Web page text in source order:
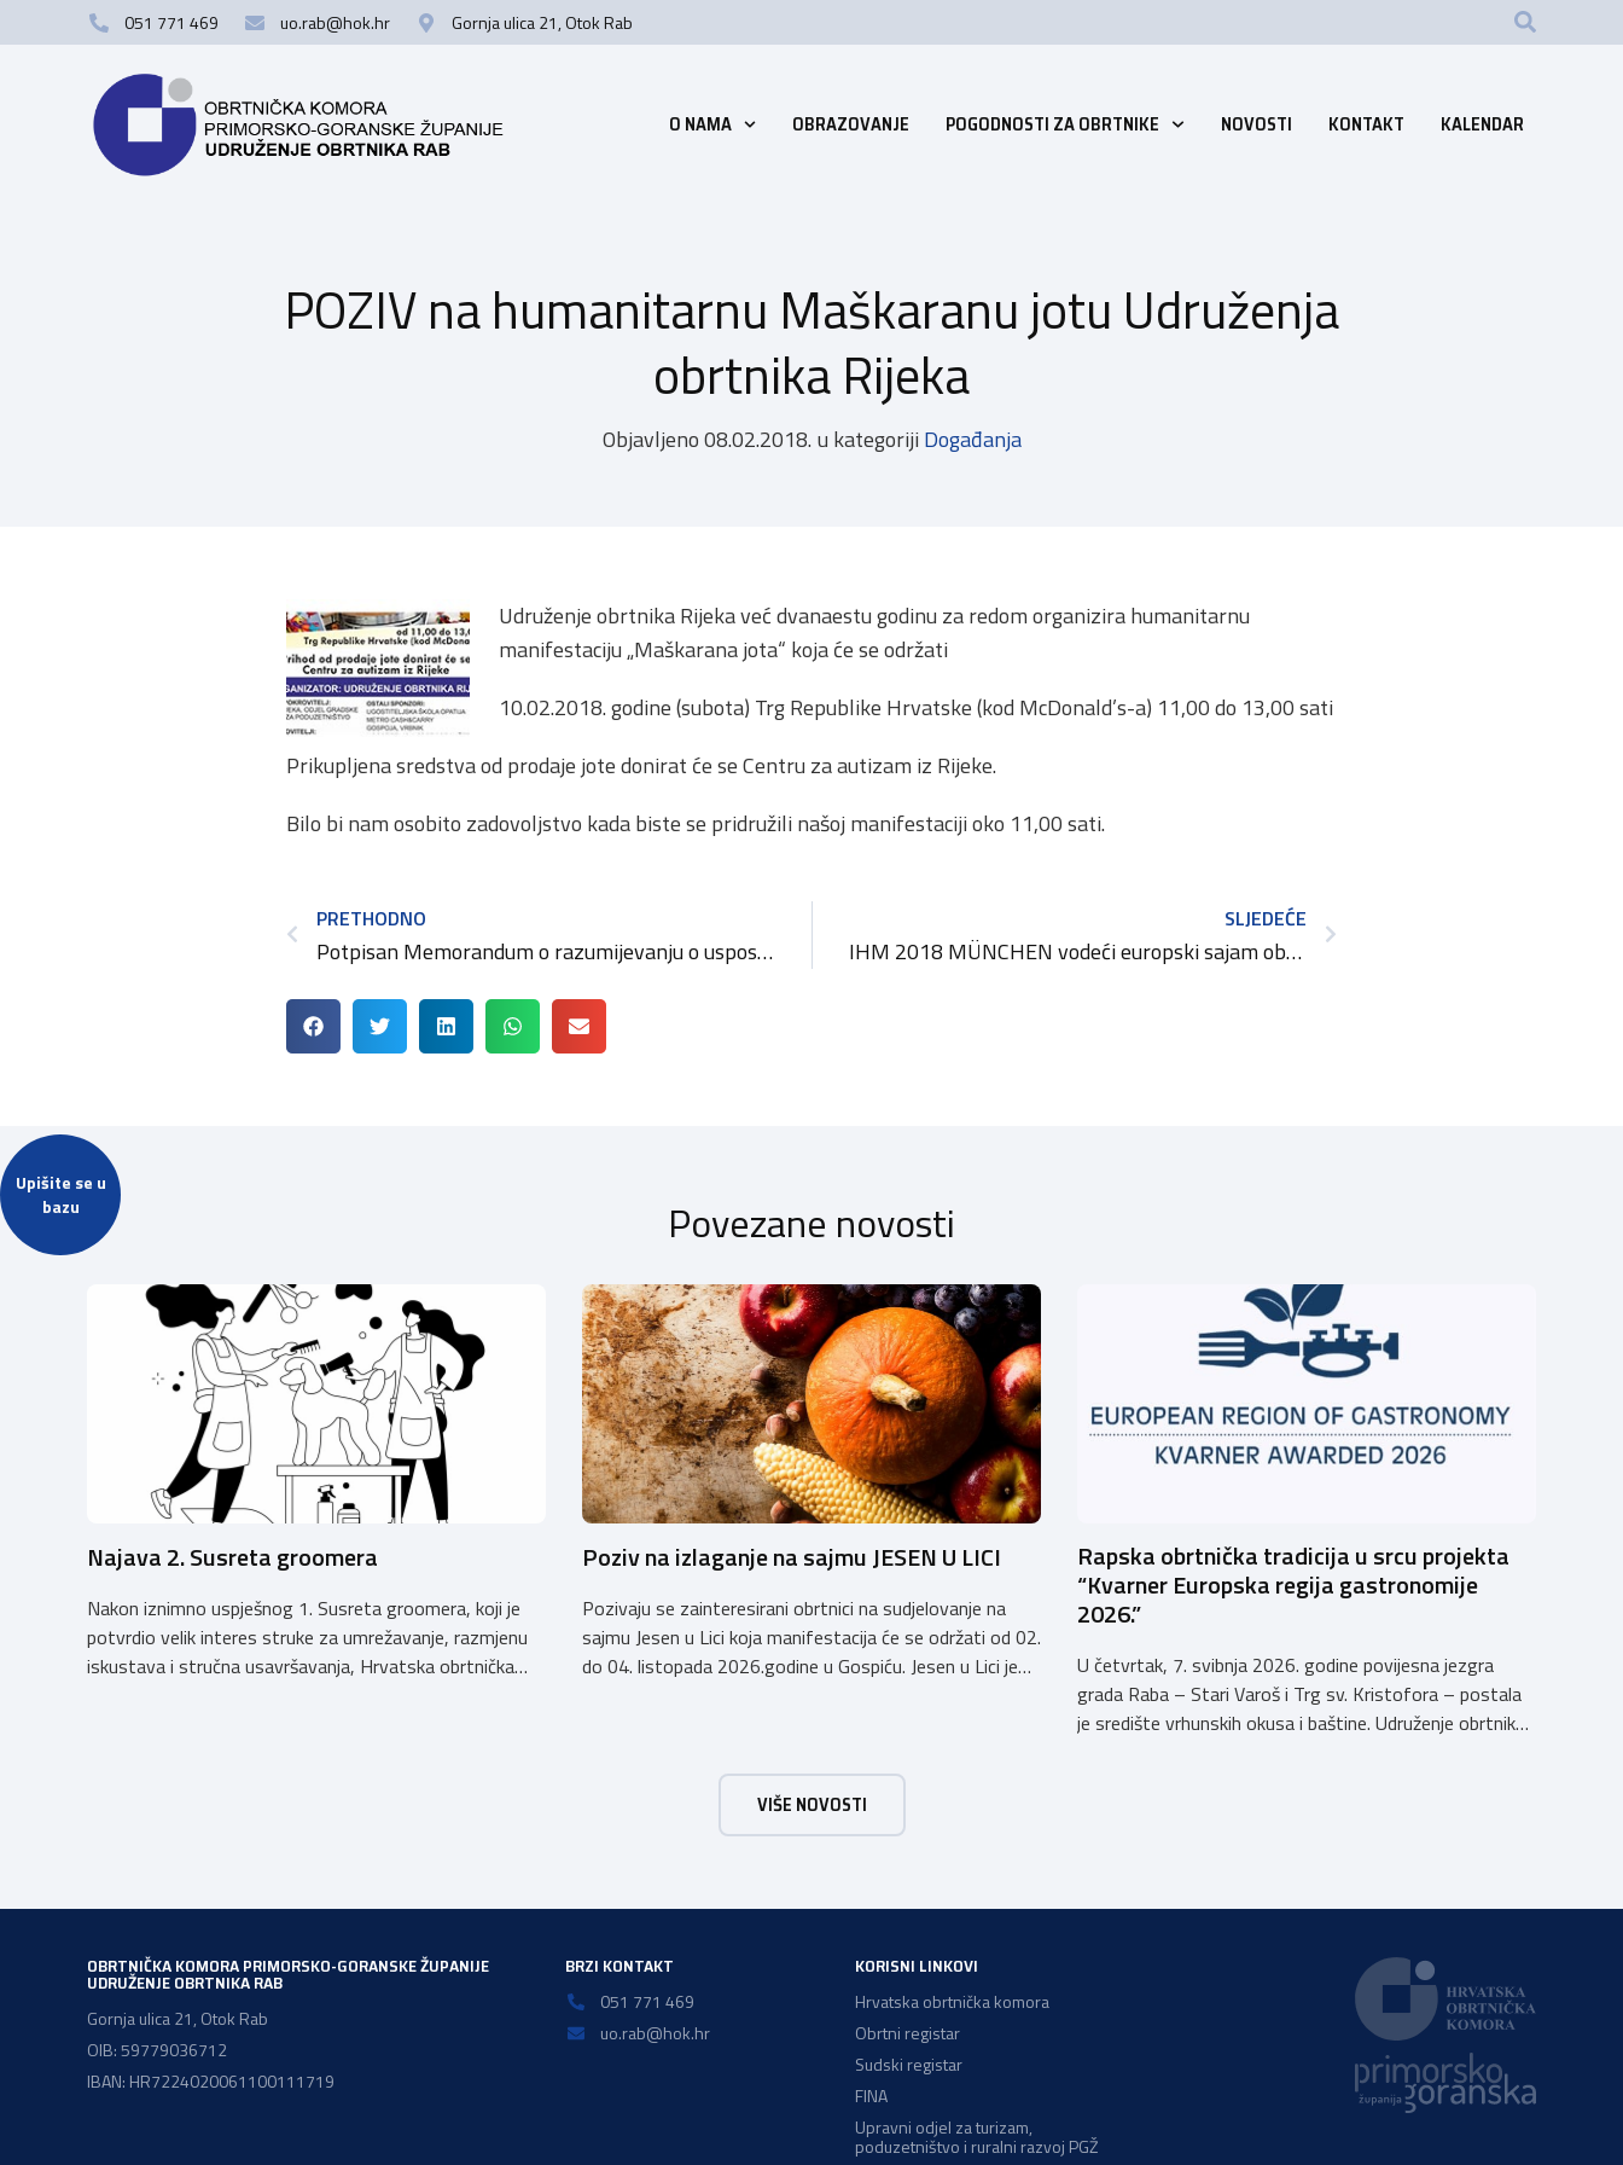
Upišite se u
bazu
051 771 469 uo.rab@hok.hr Gornja ulica 21, Otok Rab
O NAMA OBRAZOVANJE POGODNOSTI ZA OBRTNIKE NOVOSTI KONTAKT KALENDAR
POZIV na humanitarnu Maškaranu jotu Udruženja
obrtnika Rijeka
Objavljeno08.02.2018. u kategoriji Događanja
Udruženje obrtnika Rijeka već dvanaestu godinu za redom organizira humanitarnu
manifestaciju „Maškarana jota“ koja će se održati
10.02.2018. godine (subota) Trg Republike Hrvatske (kod McDonald’s-a) 11,00 do 13,00 sati
Prikupljena sredstva od prodaje jote donirat će se Centru za autizam iz Rijeke.
Bilo bi nam osobito zadovoljstvo kada biste se pridružili našoj manifestaciji oko 11,00 sati.
PRETHODNO
Potpisan Memorandum o razumijevanju o uspostavi partnerstva za naukovanje u RH
SLJEDEĆE
IHM 2018 MÜNCHEN vodeći europski sajam obrtništva i male privrede
Povezane novosti
Najava 2. Susreta groomera
Nakon iznimno uspješnog 1. Susreta groomera, koji je
potvrdio velik interes struke za umrežavanje, razmjenu
iskustava i stručna usavršavanja, Hrvatska obrtnička
Poziv na izlaganje na sajmu JESEN U LICI
Pozivaju se zainteresirani obrtnici na sudjelovanje na
sajmu Jesen u Lici koja manifestacija će se održati od 02.
do 04. listopada 2026.godine u Gospiću. Jesen u Lici je
županije. Organizator izložbe […]
Rapska obrtnička tradicija u srcu projekta
“Kvarner Europska regija gastronomije
2026.”
U četvrtak, 7. svibnja 2026. godine povijesna jezgra
grada Raba – Stari Varoš i Trg sv. Kristofora – postala
je središte vrhunskih okusa i baštine. Udruženje obrtnika
VIŠE NOVOSTI
OBRTNIČKA KOMORA PRIMORSKO-GORANSKE ŽUPANIJE
UDRUŽENJE OBRTNIKA RAB
Gornja ulica 21, Otok Rab
OIB: 59779036712
IBAN: HR7224020061100111719
BRZI KONTAKT
051 771 469
uo.rab@hok.hr
KORISNI LINKOVI
Hrvatska obrtnička komora
Obrtni registar
Sudski registar
FINA
Upravni odjel za turizam,
poduzetništvo i ruralni razvoj PGŽ